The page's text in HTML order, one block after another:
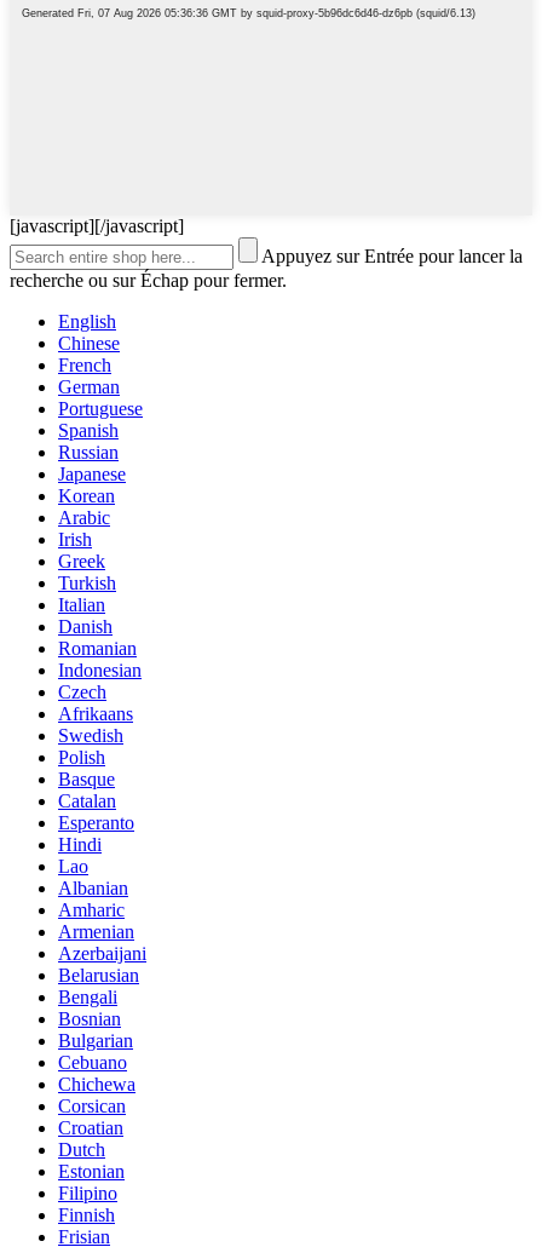
[javascript][/javascript]
Appuyez sur Entrée pour lancer la
recherche ou sur Échap pour fermer.
English
Chinese
French
German
Portuguese
Spanish
Russian
Japanese
Korean
Arabic
Irish
Greek
Turkish
Italian
Danish
Romanian
Indonesian
Czech
Afrikaans
Swedish
Polish
Basque
Catalan
Esperanto
Hindi
Lao
Albanian
Amharic
Armenian
Azerbaijani
Belarusian
Bengali
Bosnian
Bulgarian
Cebuano
Chichewa
Corsican
Croatian
Dutch
Estonian
Filipino
Finnish
Frisian